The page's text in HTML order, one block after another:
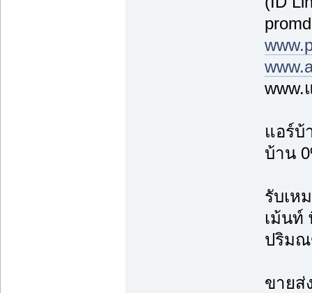
www.
แอร์บ้
บ้าน
รับเห
เม้นท์
ปริม
ขายส่